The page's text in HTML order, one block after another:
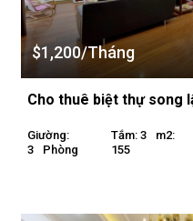
$1,200/Tháng
Giường:
3
Phòng
Tắm: 3
M2:
155